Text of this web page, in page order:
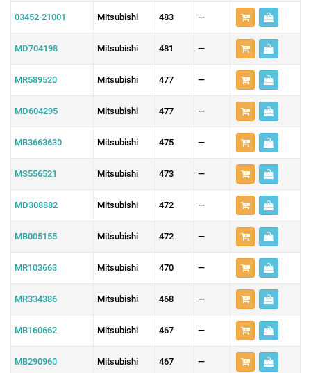
03452-21001 Mitsubishi 483 —
MD704198 Mitsubishi 481 —
MR589520 Mitsubishi 477 —
MD604295 Mitsubishi 477 —
MB3663630 Mitsubishi 475 —
MS556521 Mitsubishi 473 —
MD308882 Mitsubishi 472 —
MB005155 Mitsubishi 472 —
MR103663 Mitsubishi 470 —
MR334386 Mitsubishi 468 —
MB160662 Mitsubishi 467 —
MB290960 Mitsubishi 467 —